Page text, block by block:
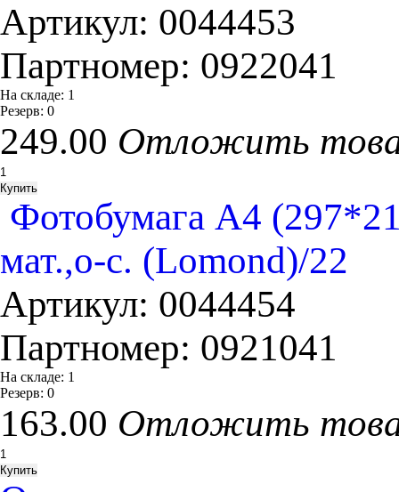
Артикул: 0044453
Партномер: 0922041
На складе: 1
Резерв: 0
249.00 Отложить
Фотобумага A4
мат.,о-с. (Lomond)/22
Артикул: 0044454
Партномер: 0921041
На складе: 1
Резерв: 0
163.00 Отложить